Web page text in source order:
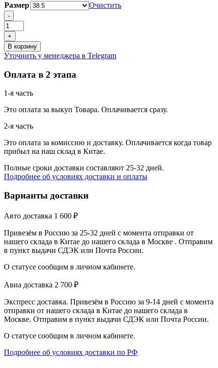
Размер
Очистить
Количество
товара
Nike
Zoom
Structure
25
-
+
В корзину
Уточнить у менеджера в Telegram
Оплата в 2 этапа
1-я часть
Это оплата за выкуп Товара. Оплачивается сразу.
2-я часть
Это оплата за комиссию и доставку. Оплачивается когда товар
прибыл на наш склад в Китае.
Полные сроки доставки составляют 25-32 дней.
Подробнее об условиях доставки и оплаты
Варианты доставки
Авто доставка 1 600 ₽
Привезём в Россию за 25-32 дней с момента отправки от
нашего склада в Китае до нашего склада в Москве . Отправим
в пункт выдачи СДЭК или Почта России.
О статусе сообщим в личном кабинете.
Авиа доставка 2 700 ₽
Экспресс доставка. Привезём в Россию за 9-14 дней с момента
отправки от нашего склада в Китае до нашего склада в
Москве. Отправим в пункт выдачи СДЭК или Почта России.
О статусе сообщим в личном кабинете.
Подробнее об условиях доставки по РФ